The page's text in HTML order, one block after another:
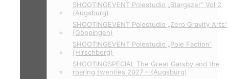
SHOOTINGEVENT Polestudio „Stargazer“ Vol 2
(Augsburg)
SHOOTINGEVENT Polestudio „Zero Gravity Arts“
(Göppingen)
SHOOTINGEVENT Polestudio „Pole Faction“
(Hirschberg)
SHOOTINGSPECIAL The Great Gatsby and the
roaring twenties 2027 – (Augsburg)